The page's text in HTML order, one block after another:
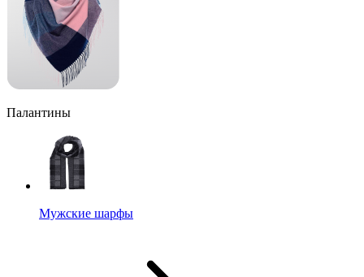
Палантины
Мужские шарфы